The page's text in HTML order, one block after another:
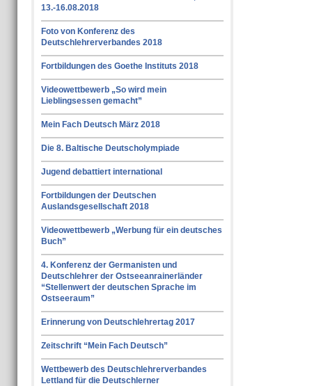
13.-16.08.2018
Foto von Konferenz des
Deutschlehrerverbandes 2018
Fortbildungen des Goethe Instituts 2018
Videowettbewerb „So wird mein
Lieblingsessen gemacht”
Mein Fach Deutsch März 2018
Die 8. Baltische Deutscholympiade
Jugend debattiert international
Fortbildungen der Deutschen
Auslandsgesellschaft 2018
Videowettbewerb „Werbung für ein deutsches
Buch”
4. Konferenz der Germanisten und
Deutschlehrer der Ostseeanrainerländer
“Stellenwert der deutschen Sprache im
Ostseeraum”
Erinnerung von Deutschlehrertag 2017
Zeitschrift “Mein Fach Deutsch”
Wettbewerb des Deutschlehrerverbandes
Lettland für die Deutschlerner